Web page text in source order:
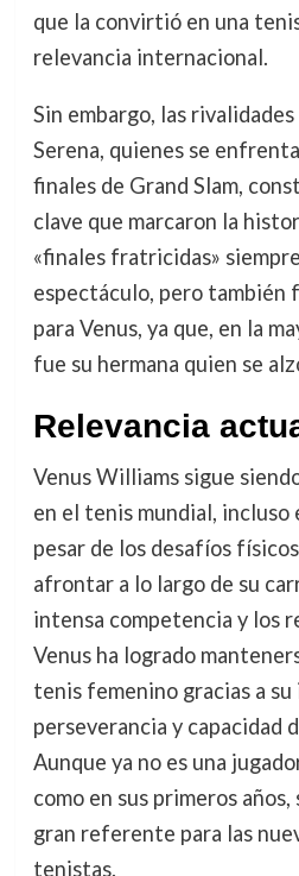
que la convirtió en una
relevancia internacional.
Sin embargo, las
Serena, quienes se
finales de Grand Slam,
clave que marcaron la
«finales fratricidas»
espectáculo, pero también
para Venus, ya que, en la
fue su hermana quien se
Relevancia
Venus Williams sigue
en el tenis mundial, incluso
pesar de los desafíos
afrontar a lo largo de su
intensa competencia y los
Venus ha logrado
tenis femenino gracias a
perseverancia y capacidad
Aunque ya no es una
como en sus primeros
gran referente para las
tenistas.